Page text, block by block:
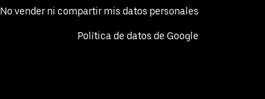
No vender ni compartir mis datos personales
Política de datos de Google